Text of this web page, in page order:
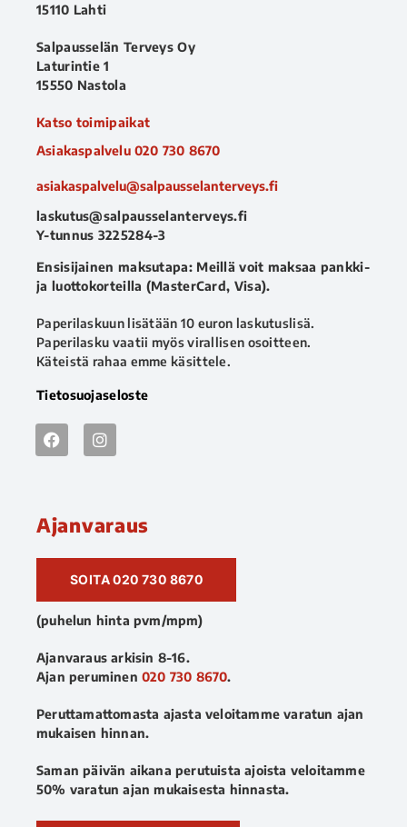
15110 Lahti
Salpausselän Terveys Oy
Laturintie 1
15550 Nastola
Katso toimipaikat
Asiakaspalvelu 020 730 8670
asiakaspalvelu@salpausselanterveys.fi
laskutus@salpausselanterveys.fi
Y-tunnus 3225284-3
Ensisijainen maksutapa: Meillä voit maksaa pankki-
ja luottokorteilla (MasterCard, Visa).
Paperilaskuun lisätään 10 euron laskutuslisä.
Paperilasku vaatii myös virallisen osoitteen.
Käteistä rahaa emme käsittele.
Tietosuojaseloste
Ajanvaraus
SOITA 020 730 8670
(puhelun hinta pvm/mpm)
Ajanvaraus arkisin 8-16.
Ajan peruminen 020 730 8670.
Peruttamattomasta ajasta veloitamme varatun ajan
mukaisen hinnan.
Saman päivän aikana perutuista ajoista veloitamme
50% varatun ajan mukaisesta hinnasta.